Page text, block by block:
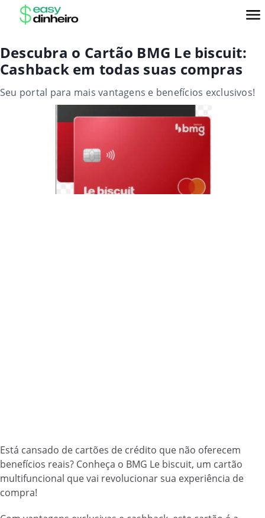
Descubra o Cartão BMG Le biscuit:
Cashback em todas suas compras
Seu portal para mais vantagens e benefícios exclusivos!
Está cansado de cartões de crédito que não oferecem
benefícios reais? Conheça o BMG Le biscuit, um cartão
multifuncional que vai revolucionar sua experiência de
compra!